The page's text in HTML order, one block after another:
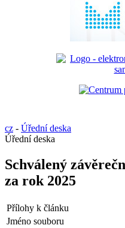
cz - Úřední deska
Úřední deska
Schválený
za rok 2025
Přílohy k článku
Jméno souboru